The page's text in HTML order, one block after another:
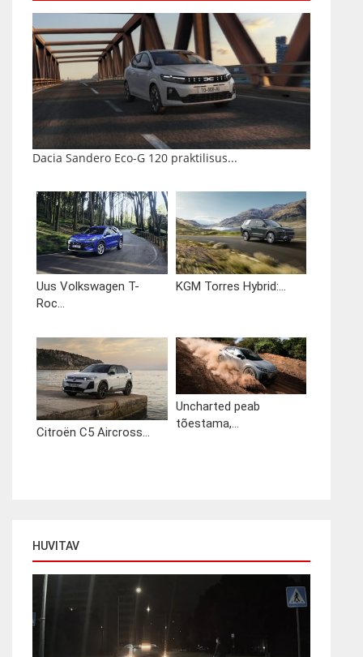
Dacia Sandero Eco-G 120 praktilisus...
Uus Volkswagen T-
Roc...
KGM Torres Hybrid:...
Citroën C5 Aircross...
Uncharted peab
tõestama,...
HUVITAV